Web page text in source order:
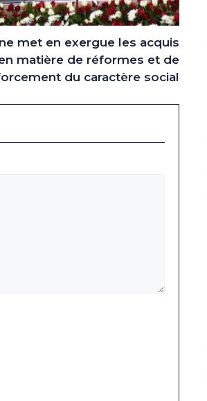
met en exergue les acquis
matière de réformes et de
du caractère social